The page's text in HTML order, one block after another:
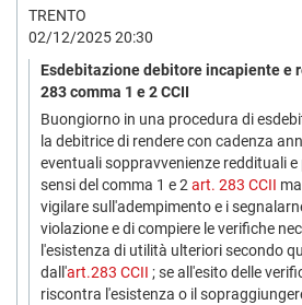
TRENTO
02/12/2025 20:30
Esdebitazione debitore incapiente e
283 comma 1 e 2 CCII
Buongiorno in una procedura di
la debitrice di rendere con cadenza
eventuali soppravvenienze reddituali
sensi del comma 1 e 2 art. 283 CCII
vigilare sull'adempimento e i
violazione e di compiere le verifiche
l'esistenza di utilità ulteriori secondo
dall'art.283 CCII ; se all'esito delle
riscontra l'esistenza o il